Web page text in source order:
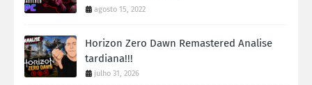
agosto 15, 2022
Horizon Zero Dawn Remastered Analise
tardiana!!!
julho 31, 2026